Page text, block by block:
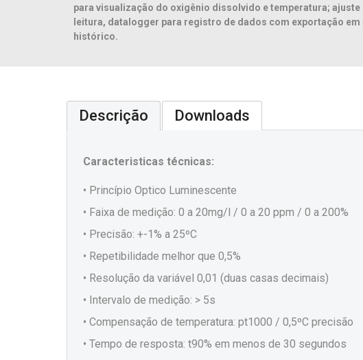
para visualização do oxigênio dissolvido e temperatura; ajuste
leitura, datalogger para registro de dados com exportação
histórico.
Descrição Downloads
Caracteristicas técnicas:
• Princípio Optico Luminescente
• Faixa de medição: 0 a 20mg/l / 0 a 20 ppm / 0 a 200%
• Precisão: +-1% a 25ºC
• Repetibilidade melhor que 0,5%
• Resolução da variável 0,01 (duas casas decimais)
• Intervalo de medição: > 5s
• Compensação de temperatura: pt1000 / 0,5ºC precisão
• Tempo de resposta: t90% em menos de 30 segundos